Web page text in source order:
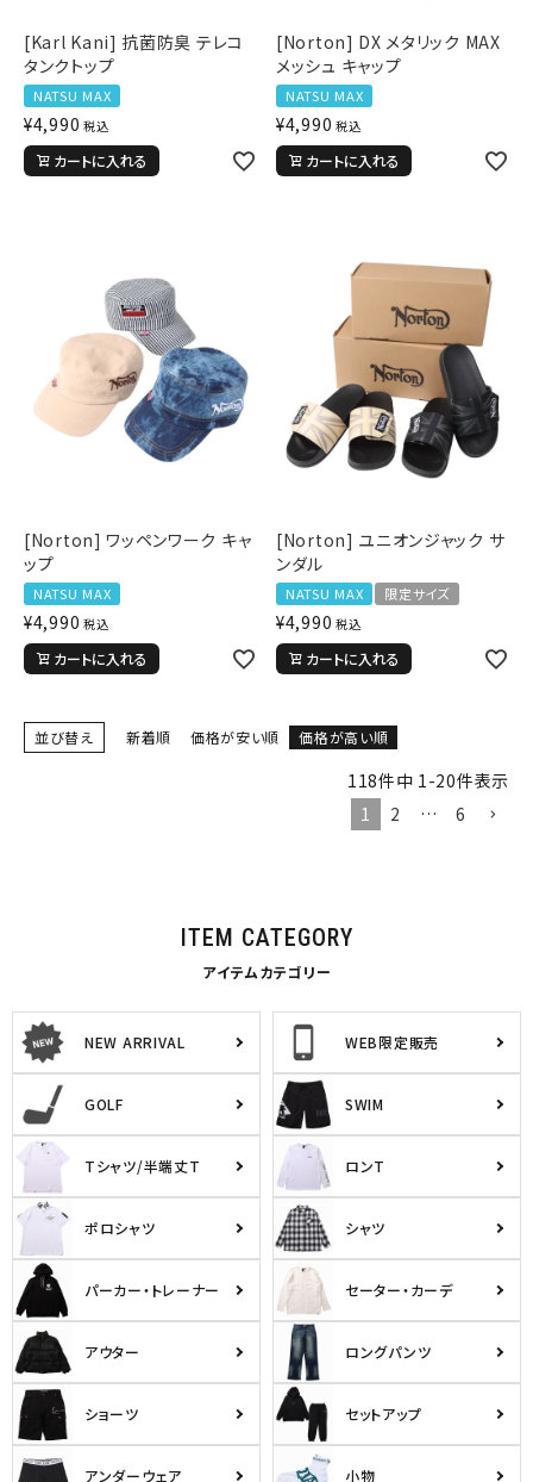
価格から探す
並び順
サイズ
S
M
XL
XXL
XXXL
29inc
30inc
32inc
34inc
38inc
[Karl Kani] 抗菌防臭 テレコ
タンクトップ
NATSU MAX
¥4,990 税込
カートに入れる
[Norton] DX メタリック MAX
メッシュ キャップ
NATSU MAX
¥4,990 税込
カートに入れる
[Norton] ワッペンワーク キャ
ップ
NATSU MAX
¥4,990 税込
カートに入れる
[Norton] ユニオンジャック サ
ンダル
NATSU MAX 限定サイズ
¥4,990 税込
カートに入れる
並び替え 新着順 価格が安い順 価格が高い順
118件中 1-20件表示
1
2 … 6
ITEM CATEGORY
アイテムカテゴリー
NEW ARRIVAL WEB限定販売
GOLF SWIM
Tシャツ/半端丈T ロンT
ポロシャツ シャツ
パーカー・トレーナー セーター・カーデ
アウター ロングパンツ
ショーツ セットアップ
アンダーウェア 小物